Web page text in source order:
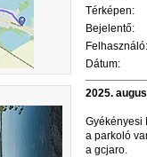
Térképen:
Bejelentő:
Felhasználó:
Dátum:
2025.
Gyékényesi
a parkoló
a gcjaro.